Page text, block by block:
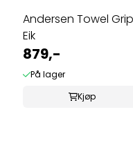
Andersen Towel Grip
Eik
879,-
På lager
Kjøp